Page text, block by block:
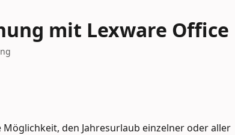
mit Lexware Office
Möglichkeit, den Jahresurlaub einzelner oder aller